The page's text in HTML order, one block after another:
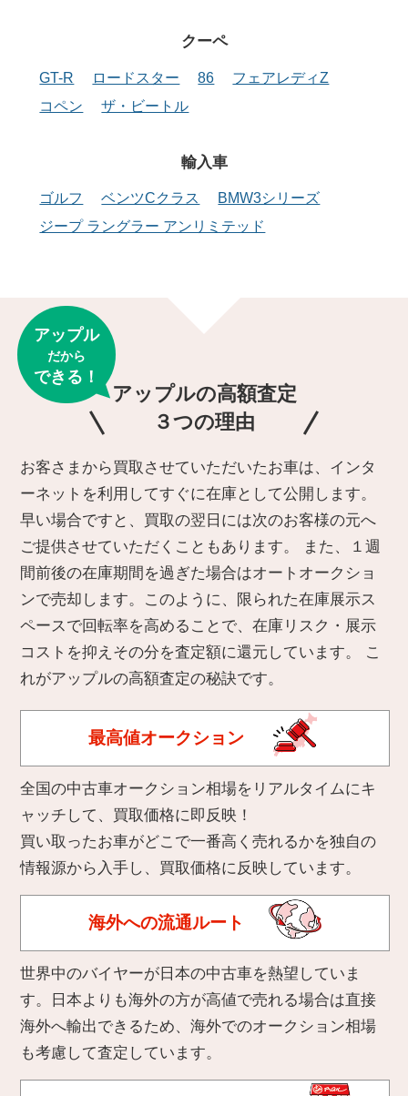
クーペ
GT-R ロードスター 86
フェアレディZ
コペン
ザ・ビートル
輸入車
ゴルフ ベンツCクラス
BMW3シリーズ
ジープ ラングラー アンリミテッド
アップル
だから
できる！
アップルの高額査定
３つの理由
お客さまから買取させていただいたお車は、インタ
ーネットを利用してすぐに在庫として公開します。
早い場合ですと、買取の翌日には次のお客様の元へ
ご提供させていただくこともあります。 また、１週
間前後の在庫期間を過ぎた場合はオートオークショ
ンで売却します。このように、限られた在庫展示ス
ペースで回転率を高めることで、在庫リスク・展示
コストを抑えその分を査定額に還元しています。 こ
れがアップルの高額査定の秘訣です。
最高値オークション
全国の中古車オークション相場をリアルタイムにキ
ャッチして、買取価格に即反映！
買い取ったお車がどこで一番高く売れるかを独自の
情報源から入手し、買取価格に反映しています。
海外への流通ルート
世界中のバイヤーが日本の中古車を熱望していま
す。日本よりも海外の方が高値で売れる場合は直接
海外へ輸出できるため、海外でのオークション相場
も考慮して査定しています。